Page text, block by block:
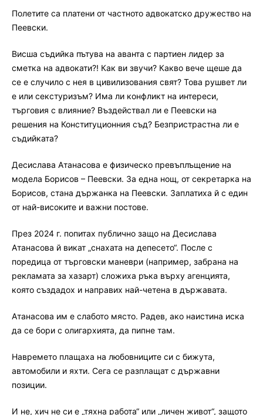
Полетите са платени от частното адвокатско дружество на
Пеевски.
Висша съдийка пътува на аванта с партиен лидер за
сметка на адвокати?! Как ви звучи? Какво вече щеше да
се е случило с нея в цивилизования свят? Това рушвет ли
е или секстуризъм? Има ли конфликт на интереси,
търговия с влияние? Въздействал ли е Пеевски на
решения на Конституционния съд? Безпристрастна ли е
съдийката?
Десислава Атанасова е физическо превъплъщение на
модела Борисов – Пеевски. За една нощ, от секретарка на
Борисов, стана държанка на Пеевски. Заплатиха й с един
от най-високите и важни постове.
През 2024 г. попитах публично защо на Десислава
Атанасова й викат „снахата на депесето“. После с
поредица от търговски маневри (например, забрана на
рекламата за хазарт) сложиха ръка върху агенцията,
която създадох и направих най-четена в държавата.
Атанасова им е слабото място. Радев, ако наистина иска
да се бори с олигархията, да пипне там.
Навремето плащаха на любовниците си с бижута,
автомобили и яхти. Сега се разплащат с държавни
позиции.
И не, хич не си е „тяхна работа“ или „личен живот“, защото